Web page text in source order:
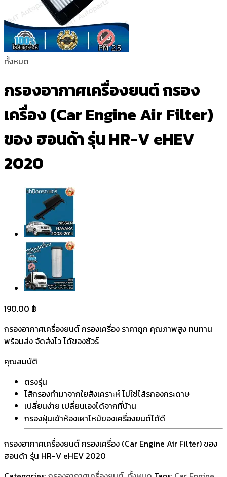
ทั้งหมด
กรองอากาศเครื่องยนต์ กรอง
เครื่อง (Car Engine Air Filter)
ของ ฮอนด้า รุ่น HR-V eHEV
2020
190.00 ฿
กรองอากาศเครื่องยนต์ กรองเครื่อง ราคาถูก คุณภาพสูง ทนทาน
พร้อมส่ง จัดส่งไว ได้ของชัวร์
คุณสมบัติ
ตรงรุ่น
ไส้กรองทำมาจากใยสังเคราะห์ ไม่ใช่ไส้รกองกระดาษ
เปลี่ยนง่าย เปลี่ยนเองได้จากที่บ้าน
กรองฝุ่นเข้าห้องเผาไหม้ของเครื่องยนต์ได้ดี
กรองอากาศเครื่องยนต์ กรองเครื่อง (Car Engine Air Filter) ของ
ฮอนด้า รุ่น HR-V eHEV 2020